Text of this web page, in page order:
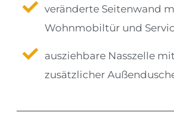
veränderte Seitenwand
Wohnmobiltür und
ausziehbare Nasszelle
zusätzlicher